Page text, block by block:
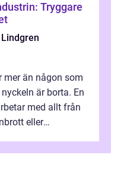
Tryggare
mer än någon som
är borta. En
med allt från
eller